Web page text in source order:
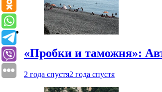
«Пробки и таможня»:
2 года спустя2 года спустя